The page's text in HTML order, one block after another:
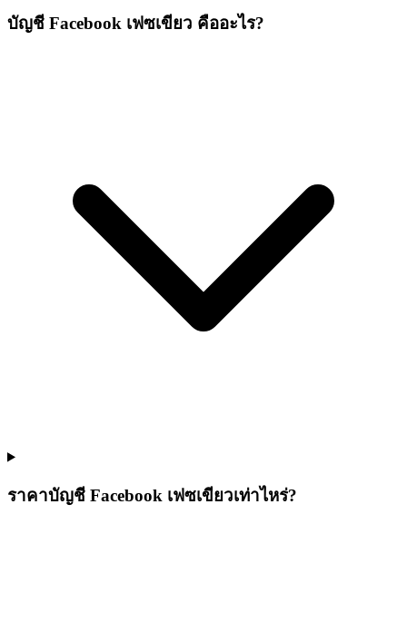
บัญชี Facebook เฟซเขียว คืออะไร?
ราคาบัญชี Facebook เฟซเขียวเท่าไหร่?